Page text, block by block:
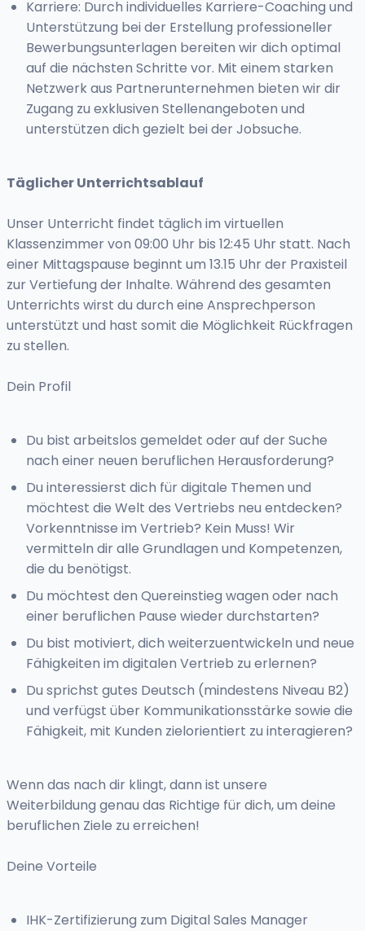
Karriere: Durch individuelles Karriere-Coaching und
Unterstützung bei der Erstellung professioneller
Bewerbungsunterlagen bereiten wir dich optimal
auf die nächsten Schritte vor. Mit einem starken
Netzwerk aus Partnerunternehmen bieten wir dir
Zugang zu exklusiven Stellenangeboten und
unterstützen dich gezielt bei der Jobsuche.
Täglicher Unterrichtsablauf
Unser Unterricht findet täglich im virtuellen
Klassenzimmer von 09:00 Uhr bis 12:45 Uhr statt. Nach
einer Mittagspause beginnt um 13.15 Uhr der Praxisteil
zur Vertiefung der Inhalte. Während des gesamten
Unterrichts wirst du durch eine Ansprechperson
unterstützt und hast somit die Möglichkeit Rückfragen
zu stellen.
Dein Profil
Du bist arbeitslos gemeldet oder auf der Suche
nach einer neuen beruflichen Herausforderung?
Du interessierst dich für digitale Themen und
möchtest die Welt des Vertriebs neu entdecken?
Vorkenntnisse im Vertrieb? Kein Muss! Wir
vermitteln dir alle Grundlagen und Kompetenzen,
die du benötigst.
Du möchtest den Quereinstieg wagen oder nach
einer beruflichen Pause wieder durchstarten?
Du bist motiviert, dich weiterzuentwickeln und neue
Fähigkeiten im digitalen Vertrieb zu erlernen?
Du sprichst gutes Deutsch (mindestens Niveau B2)
und verfügst über Kommunikationsstärke sowie die
Fähigkeit, mit Kunden zielorientiert zu interagieren?
Wenn das nach dir klingt, dann ist unsere
Weiterbildung genau das Richtige für dich, um deine
beruflichen Ziele zu erreichen!
Deine Vorteile
IHK-Zertifizierung zum Digital Sales Manager